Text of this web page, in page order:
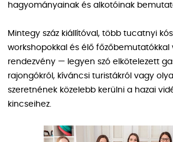
hagyományainak és alkotóinak
Mintegy száz kiállítóval, több tucatnyi
workshopokkal és élő
rendezvény — legyen szó elkötelezett
rajongókról, kíváncsi turistákról vagy
szeretnének közelebb kerülni a hazai
kincseihez.